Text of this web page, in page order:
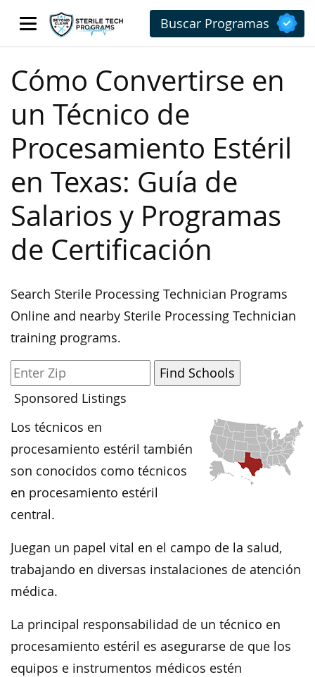
Buscar Programas
Cómo Convertirse en
un Técnico de
Procesamiento Estéril
en Texas: Guía de
Salarios y Programas
de Certificación
Search Sterile Processing Technician Programs
Online and nearby Sterile Processing Technician
training programs.
Sponsored Listings
Los técnicos en
procesamiento estéril también
son conocidos como técnicos
en procesamiento estéril
central.
Juegan un papel vital en el campo de la salud,
trabajando en diversas instalaciones de atención
médica.
La principal responsabilidad de un técnico en
procesamiento estéril es asegurarse de que los
equipos e instrumentos médicos estén